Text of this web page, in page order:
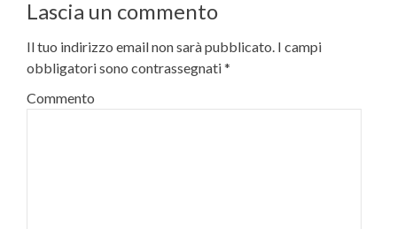
Lascia un commento
Il tuo indirizzo email non sarà pubblicato. I campi
obbligatori sono contrassegnati*
Commento